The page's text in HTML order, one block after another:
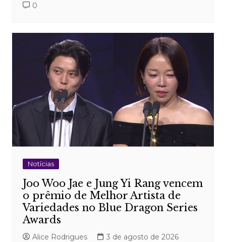
0
Notícias
Joo Woo Jae e Jung Yi Rang vencem
o prêmio de Melhor Artista de
Variedades no Blue Dragon Series
Awards
Alice Rodrigues
3 de agosto de 2026